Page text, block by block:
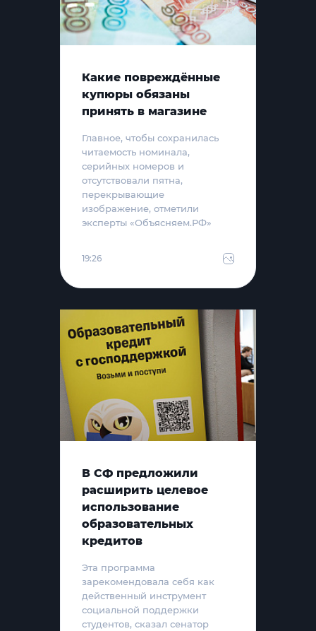
Какие повреждённые
купюры обязаны
принять в магазине
Главное, чтобы сохранилась
читаемость номинала,
серийных номеров и
отсутствовали пятна,
перекрывающие
изображение, отметили
эксперты «Объясняем.РФ»
19:26
В СФ предложили
расширить целевое
использование
образовательных
кредитов
Эта программа
зарекомендовала себя как
действенный инструмент
социальной поддержки
студентов, сказал сенатор